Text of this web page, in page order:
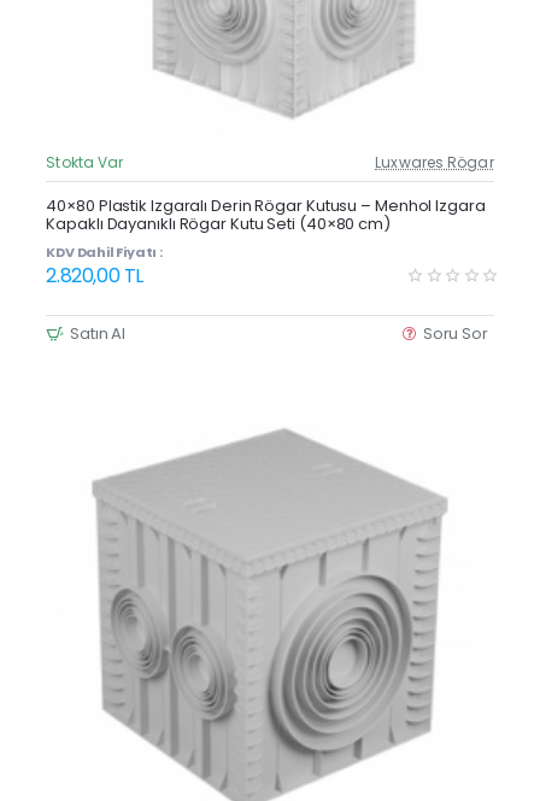
Güncel Fiyat
Yeni Ürün
Stokta Var Luxwares Rögar
40×80 Plastik Izgaralı Derin Rögar Kutusu – Menhol Izgara
Kapaklı Dayanıklı Rögar Kutu Seti (40×80 cm)
KDV Dahil Fiyatı :
2.820,00 TL
Satın Al Soru Sor